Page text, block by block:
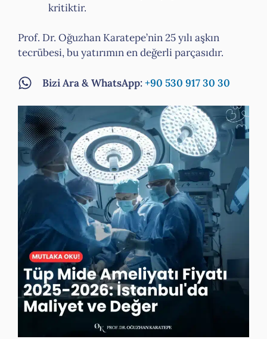
kritiktir.
Prof. Dr. Oğuzhan Karatepe’nin 25 yılı aşkın
tecrübesi, bu yatırımın en değerli parçasıdır.
Bizi Ara & WhatsApp:+90 530 917 30 30